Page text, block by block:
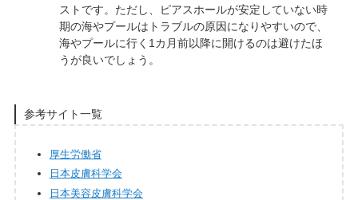
ストです。ただし、ピアスホールが安定していない時
期の海やプールはトラブルの原因になりやすいので、
海やプールに行く1カ月前以降に開けるのは避けたほ
うが良いでしょう。
参考サイト一覧
厚生労働省
日本皮膚科学会
日本美容皮膚科学会